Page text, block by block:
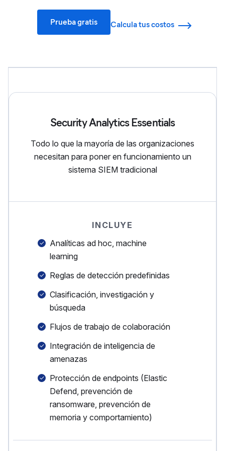
Prueba gratis Calcula tus costos
Security Analytics Essentials
Todo lo que la mayoría de las organizaciones
necesitan para poner en funcionamiento un
sistema SIEM tradicional
INCLUYE
Analíticas ad hoc, machine
learning
Reglas de detección predefinidas
Clasificación, investigación y
búsqueda
Flujos de trabajo de colaboración
Integración de inteligencia de
amenazas
Protección de endpoints (Elastic
Defend, prevención de
ransomware, prevención de
memoria y comportamiento)